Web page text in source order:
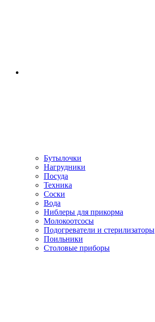
Бутылочки
Нагрудники
Посуда
Техника
Соски
Вода
Ниблеры для прикорма
Молокоотсосы
Подогреватели и стерилизаторы
Поильники
Столовые приборы